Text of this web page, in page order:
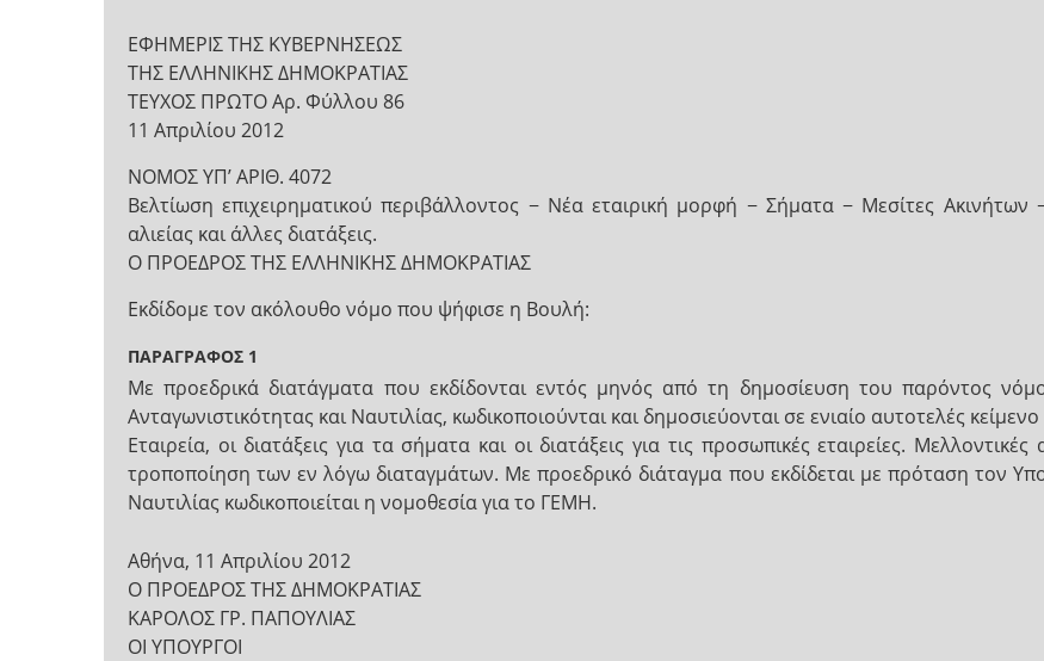
ΕΦΗΜΕΡΙΣ ΤΗΣ ΚΥΒΕΡΝΗΣΕΩΣ
ΤΗΣ ΕΛΛΗΝΙΚΗΣ ΔΗΜΟΚΡΑΤΙΑΣ
ΤΕΥΧΟΣ ΠΡΩΤΟ Αρ. Φύλλου 86
11 Απριλίου 2012
NOMOΣ ΥΠ’ ΑΡΙΘ. 4072
Βελτίωση επιχειρηματικού περιβάλλοντος − Νέα εταιρική μορφή − Σήματα − Μεσίτες Ακινήτων
αλιείας και άλλες διατάξεις.
Ο ΠΡΟΕΔΡΟΣ ΤΗΣ ΕΛΛΗΝΙΚΗΣ ΔΗΜΟΚΡΑΤΙΑΣ
Εκδίδομε τον ακόλουθο νόμο που ψήφισε η Βουλή:
ΠΑΡΑΓΡΑΦΟΣ 1
Με προεδρικά διατάγματα που εκδίδονται εντός μηνός από τη δημοσίευση του παρόντος
Ανταγωνιστικότητας και Ναυτιλίας, κωδικοποιούνται και δημοσιεύονται σε ενιαίο αυτοτελές κείμενο
Εταιρεία, οι διατάξεις για τα σήματα και οι διατάξεις για τις προσωπικές εταιρείες.
τροποποίηση των εν λόγω διαταγμάτων. Με προεδρικό διάταγμα που εκδίδεται με πρόταση τον
Ναυτιλίας κωδικοποιείται η νομοθεσία για το ΓΕΜΗ.
Αθήνα, 11 Απριλίου 2012
Ο ΠΡΟΕΔΡΟΣ ΤΗΣ ΔΗΜΟΚΡΑΤΙΑΣ
ΚΑΡΟΛΟΣ ΓΡ. ΠΑΠΟΥΛΙΑΣ
ΟΙ ΥΠΟΥΡΓΟΙ